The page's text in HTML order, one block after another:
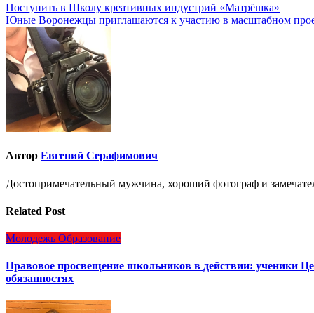
Навигация
по
записям
Поступить в Школу креативных индустрий «Матрёшка»
Юные Воронежцы приглашаются к участию в масштабном
Автор Евгений Серафимович
Достопримечательный мужчина, хороший фотограф и
Related Post
Молодежь Образование
Правовое просвещение школьников в действии: ученики
обязанностях